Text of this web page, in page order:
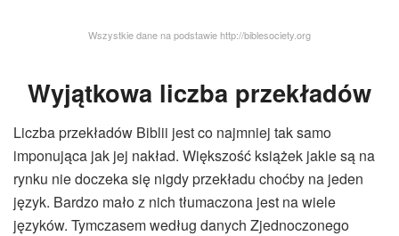
Wszystkie dane na podstawie http://biblesociety.org
Wyjątkowa liczba przekładów
Liczba przekładów Biblii jest co najmniej tak samo
imponująca jak jej nakład. Większość książek jakie są na
rynku nie doczeka się nigdy przekładu choćby na jeden
język. Bardzo mało z nich tłumaczona jest na wiele
języków. Tymczasem według danych Zjednoczonego